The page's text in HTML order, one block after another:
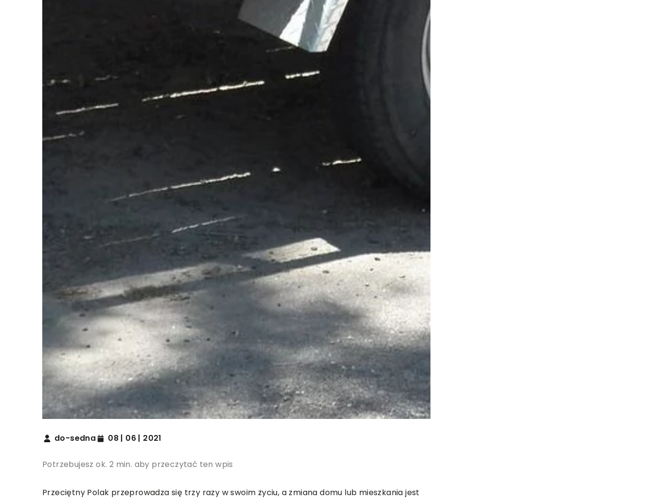
do-sedna 08 | 06 | 2021
Potrzebujesz ok. 2 min. aby przeczytać ten wpis
Przeciętny Polak przeprowadza się trzy razy w swoim życiu, a zmiana domu lub mieszkania jest